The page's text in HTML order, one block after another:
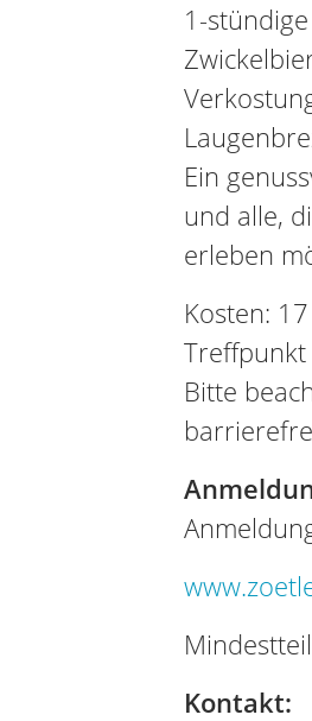
1-
Ein
und alle,
erleben
Kosten:
Bitte
Kontakt: